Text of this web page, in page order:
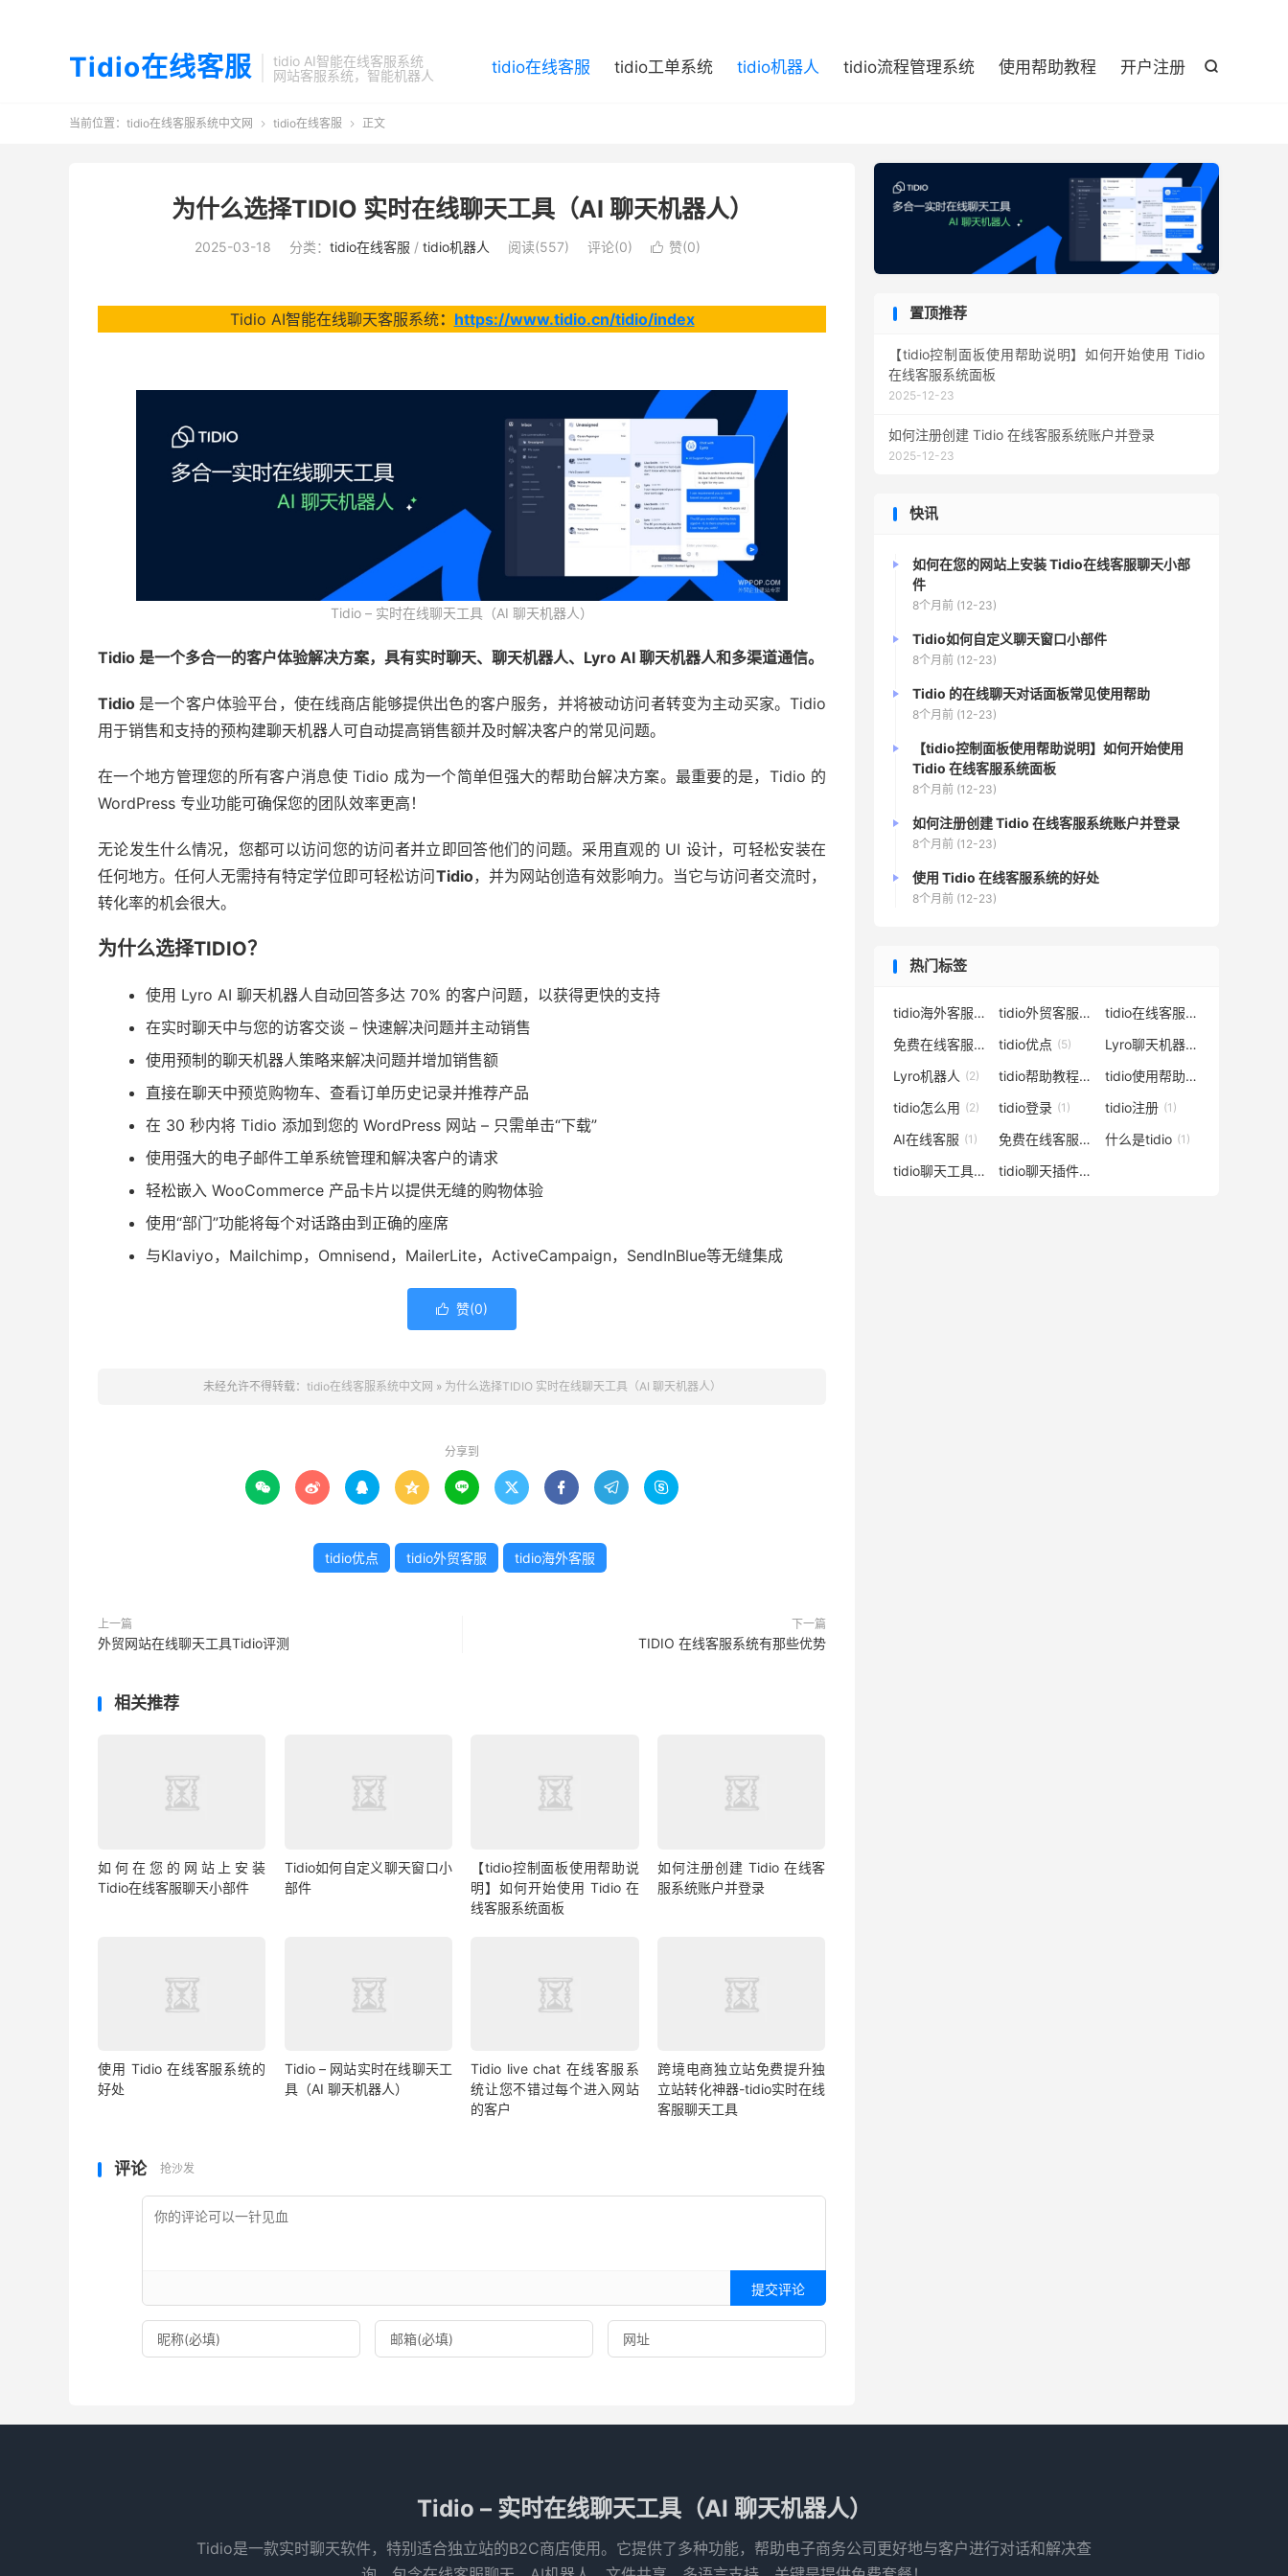
Tidio在线客服
tidio AI智能在线客服系统
网站客服系统，智能机器人

tidio在线客服 tidio工单系统 tidio机器人 tidio流程管理系统 使用帮助教程 开户注册
当前位置： tidio在线客服系统中文网  tidio在线客服  正文
为什么选择TIDIO 实时在线聊天工具（AI 聊天机器人）
2025-03-18 分类： tidio在线客服 / tidio机器人 阅读(557) 评论(0)  赞(0)
Tidio AI智能在线聊天客服系统： https://www.tidio.cn/tidio/index
Tidio – 实时在线聊天工具（AI 聊天机器人）
Tidio 是一个多合一的客户体验解决方案，具有实时聊天、聊天机器人、Lyro AI 聊天机器人和多渠道通信。
Tidio 是一个客户体验平台，使在线商店能够提供出色的客户服务，并将被动访问者转变为主动买家。Tidio
用于销售和支持的预构建聊天机器人可自动提高销售额并及时解决客户的常见问题。
在一个地方管理您的所有客户消息使 Tidio 成为一个简单但强大的帮助台解决方案。最重要的是，Tidio 的
WordPress 专业功能可确保您的团队效率更高！
无论发生什么情况，您都可以访问您的访问者并立即回答他们的问题。采用直观的 UI 设计，可轻松安装在
任何地方。任何人无需持有特定学位即可轻松访问Tidio，并为网站创造有效影响力。当它与访问者交流时，
转化率的机会很大。
为什么选择TIDIO？
使用 Lyro AI 聊天机器人自动回答多达 70% 的客户问题，以获得更快的支持
在实时聊天中与您的访客交谈 – 快速解决问题并主动销售
使用预制的聊天机器人策略来解决问题并增加销售额
直接在聊天中预览购物车、查看订单历史记录并推荐产品
在 30 秒内将 Tidio 添加到您的 WordPress 网站 – 只需单击“下载”
使用强大的电子邮件工单系统管理和解决客户的请求
轻松嵌入 WooCommerce 产品卡片以提供无缝的购物体验
使用“部门”功能将每个对话路由到正确的座席
与Klaviyo，Mailchimp，Omnisend，MailerLite，ActiveCampaign，SendInBlue等无缝集成
 赞(0)
未经允许不得转载： tidio在线客服系统中文网 » 为什么选择TIDIO 实时在线聊天工具（AI 聊天机器人）
分享到
        
tidio优点 tidio外贸客服 tidio海外客服
上一篇
外贸网站在线聊天工具Tidio评测
下一篇
TIDIO 在线客服系统有那些优势
相关推荐
如何在您的网站上安装
Tidio在线客服聊天小部件
Tidio如何自定义聊天窗口小
部件
【tidio控制面板使用帮助说
明】如何开始使用 Tidio 在
线客服系统面板
如何注册创建 Tidio 在线客
服系统账户并登录
使用 Tidio 在线客服系统的
好处
Tidio – 网站实时在线聊天工
具（AI 聊天机器人）
Tidio live chat 在线客服系
统让您不错过每个进入网站
的客户
跨境电商独立站免费提升独
立站转化神器-tidio实时在线
客服聊天工具
评论 抢沙发
提交评论
置顶推荐
【tidio控制面板使用帮助说明】如何开始使用 Tidio
在线客服系统面板
2025-12-23
如何注册创建 Tidio 在线客服系统账户并登录
2025-12-23
快讯
如何在您的网站上安装 Tidio在线客服聊天小部
件
8个月前 (12-23)
Tidio如何自定义聊天窗口小部件
8个月前 (12-23)
Tidio 的在线聊天对话面板常见使用帮助
8个月前 (12-23)
【tidio控制面板使用帮助说明】如何开始使用
Tidio 在线客服系统面板
8个月前 (12-23)
如何注册创建 Tidio 在线客服系统账户并登录
8个月前 (12-23)
使用 Tidio 在线客服系统的好处
8个月前 (12-23)
热门标签
tidio海外客服(17) tidio外贸客服(16) tidio在线客服(14)
免费在线客服(10)tidio优点 (5) Lyro聊天机器人
Lyro机器人 (2) tidio帮助教程(2) tidio使用帮助
(2)
tidio怎么用 (2) tidio登录 (1) tidio注册 (1)
AI在线客服 (1) 免费在线客服系统 (1)
什么是tidio (1)
tidio聊天工具
(1) tidio聊天插件
(1)
Tidio – 实时在线聊天工具（AI 聊天机器人）
‌Tidio是一款实时聊天软件，特别适合独立站的B2C商店使用‌。它提供了多种功能，帮助电子商务公司更好地与客户进行对话和解决查